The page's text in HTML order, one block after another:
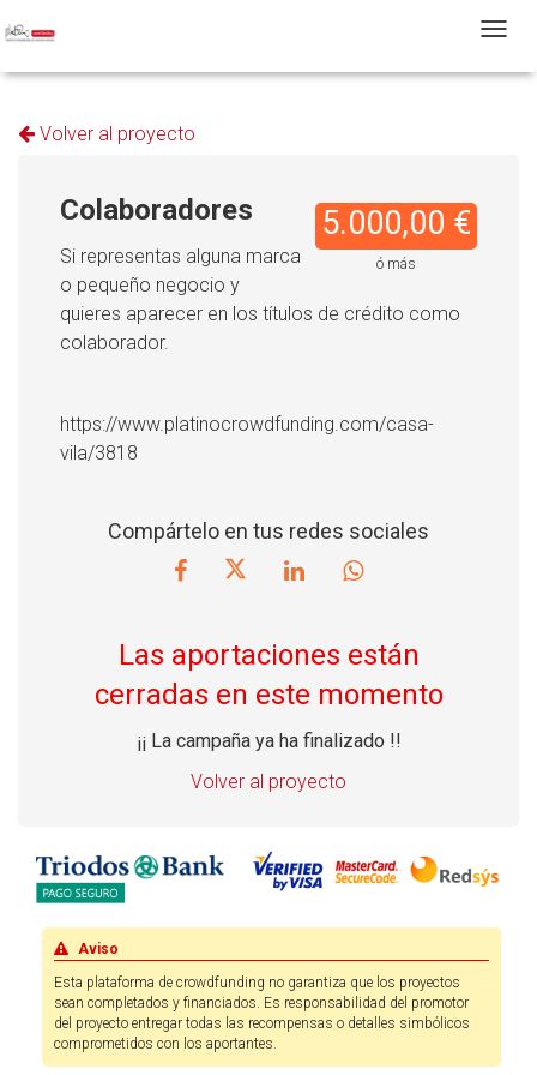
T
Volver al proyecto
5.000,00 €
ó más
Colaboradores
Si representas alguna marca
o pequeño negocio y
quieres aparecer en los títulos de crédito como
colaborador.
https://www.platinocrowdfunding.com/casa-
vila/3818
Compártelo en tus redes sociales
Las aportaciones están
cerradas en este momento
¡¡ La campaña ya ha finalizado !!
Volver al proyecto
Aviso
Esta plataforma de crowdfunding no garantiza que los proyectos
sean completados y financiados. Es responsabilidad del promotor
del proyecto entregar todas las recompensas o detalles simbólicos
comprometidos con los aportantes.